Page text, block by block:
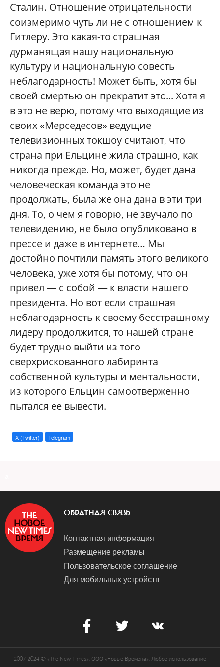
Сталин. Отношение отрицательности
соизмеримо чуть ли не с отношением к
Гитлеру. Это какая-то страшная
дурманящая нашу национальную
культуру и национальную совесть
неблагодарность! Может быть, хотя бы
своей смертью он прекратит это... Хотя я
в это не верю, потому что выходящие из
своих «Мерседесов» ведущие
телевизионных токшоу считают, что
страна при Ельцине жила страшно, как
никогда прежде. Но, может, будет дана
человеческая команда это не
продолжать, была же она дана в эти три
дня. То, о чем я говорю, не звучало по
телевидению, не было опубликовано в
прессе и даже в интернете… Мы
достойно почтили память этого великого
человека, уже хотя бы потому, что он
привел — с собой — к власти нашего
президента. Но вот если страшная
неблагодарность к своему бесстрашному
лидеру продолжится, то нашей стране
будет трудно выйти из того
сверхрискованного лабиринта
собственной культуры и ментальности,
из которого Ельцин самоотверженно
пытался ее вывести.
X (Twitter) Telegram
ОБРАТНАЯ СВЯЗЬ
Контактная информация
Размещение рекламы
Пользовательское соглашение
Для мобильных устройств
2007-2024 © «The New Times». ООО «Новые Времена». Любое использование